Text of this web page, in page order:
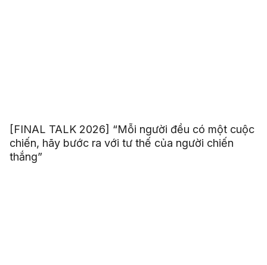
[FINAL TALK 2026] “Mỗi người đều có một cuộc
chiến, hãy bước ra với tư thế của người chiến
thắng”